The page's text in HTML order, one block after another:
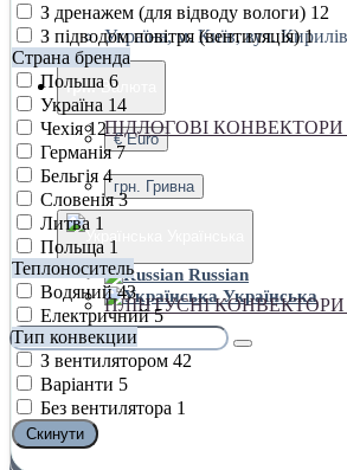
Україна, м. Київ, вул.
грн. Валюта
€ Euro
грн. Гривна
Russian
Українська
ПІДЛОГОВІ КОНВЕКТОРИ
ПЛІНТУСНІ КОНВЕКТОРИ
З дренажем (для відводу вологи) 12
З підводом повітря (вентиляція) 1
Страна бренда
Польша 6
Україна 14
Чехія 12
Германія 7
Бельгія 4
Словенія 3
Литва 1
Польща 1
Теплоноситель
Водяний 43
Електричний 5
Тип конвекции
З вентилятором 42
Варіанти 5
Без вентилятора 1
Cкинути